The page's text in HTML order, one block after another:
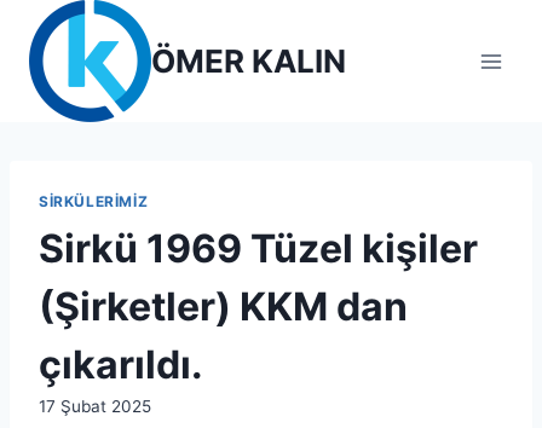
content
ÖMER KALIN
SIRKÜLERIMIZ
Sirkü 1969 Tüzel kişiler
(Şirketler) KKM dan
çıkarıldı.
By
17 Şubat 2025